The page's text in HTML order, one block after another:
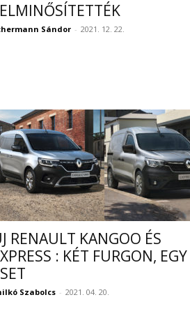
Sándor - 2021. 12. 22.
RENAULT KANGOO ÉS
: KÉT FURGON, EGY
Szabolcs - 2021. 04. 20.